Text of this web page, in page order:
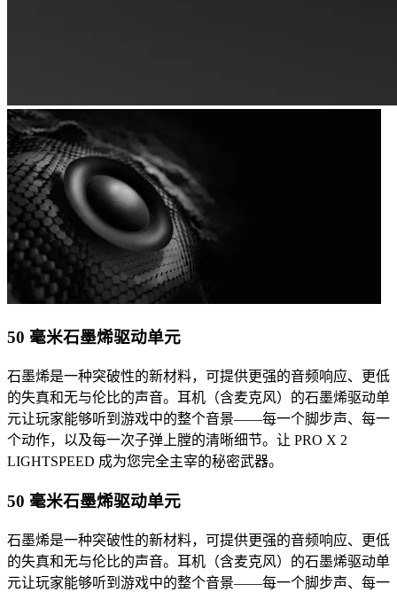
50 毫米石墨烯驱动单元
石墨烯是一种突破性的新材料，可提供更强的音频响应、更低
的失真和无与伦比的声音。耳机（含麦克风）的石墨烯驱动单
元让玩家能够听到游戏中的整个音景——每一个脚步声、每一
个动作，以及每一次子弹上膛的清晰细节。让 PRO X 2
LIGHTSPEED 成为您完全主宰的秘密武器。
50 毫米石墨烯驱动单元
石墨烯是一种突破性的新材料，可提供更强的音频响应、更低
的失真和无与伦比的声音。耳机（含麦克风）的石墨烯驱动单
元让玩家能够听到游戏中的整个音景——每一个脚步声、每一